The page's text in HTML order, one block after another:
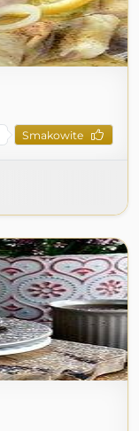
Smakowite